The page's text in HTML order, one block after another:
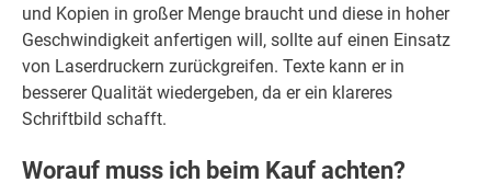
und Kopien in großer Menge braucht und diese in hoher
Geschwindigkeit anfertigen will, sollte auf einen Einsatz
von Laserdruckern zurückgreifen. Texte kann er in
besserer Qualität wiedergeben, da er ein klareres
Schriftbild schafft.
Worauf muss ich beim Kauf achten?